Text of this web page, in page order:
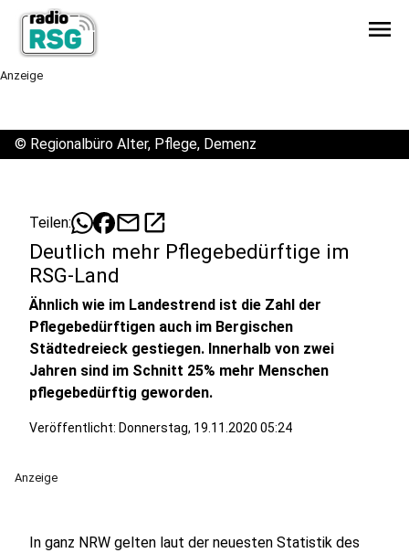
menu
Anzeige
© Regionalbüro Alter, Pflege, Demenz
Teilen: mailopen_in_new
Deutlich mehr Pflegebedürftige im
RSG-Land
Ähnlich wie im Landestrend ist die Zahl der
Pflegebedürftigen auch im Bergischen
Städtedreieck gestiegen. Innerhalb von zwei
Jahren sind im Schnitt 25% mehr Menschen
pflegebedürftig geworden.
Veröffentlicht: Donnerstag, 19.11.2020 05:24
Anzeige
In ganz NRW gelten laut der neuesten Statistik des